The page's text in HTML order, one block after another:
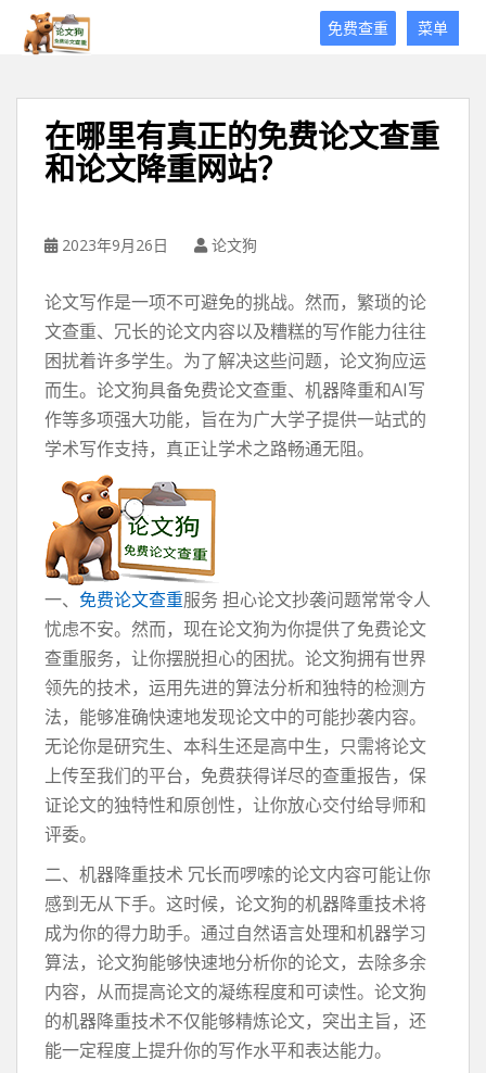
菜单
免费查重
在哪里有真正的免费论文查重
和论文降重网站？
2023年9月26日 论文狗
论文写作是一项不可避免的挑战。然而，繁琐的论
文查重、冗长的论文内容以及糟糕的写作能力往往
困扰着许多学生。为了解决这些问题，论文狗应运
而生。论文狗具备免费论文查重、机器降重和AI写
作等多项强大功能，旨在为广大学子提供一站式的
学术写作支持，真正让学术之路畅通无阻。
一、 免费论文查重服务 担心论文抄袭问题常常令人
忧虑不安。然而，现在论文狗为你提供了免费论文
查重服务，让你摆脱担心的困扰。论文狗拥有世界
领先的技术，运用先进的算法分析和独特的检测方
法，能够准确快速地发现论文中的可能抄袭内容。
无论你是研究生、本科生还是高中生，只需将论文
上传至我们的平台，免费获得详尽的查重报告，保
证论文的独特性和原创性，让你放心交付给导师和
评委。
二、机器降重技术 冗长而啰嗦的论文内容可能让你
感到无从下手。这时候，论文狗的机器降重技术将
成为你的得力助手。通过自然语言处理和机器学习
算法，论文狗能够快速地分析你的论文，去除多余
内容，从而提高论文的凝练程度和可读性。论文狗
的机器降重技术不仅能够精炼论文，突出主旨，还
能一定程度上提升你的写作水平和表达能力。